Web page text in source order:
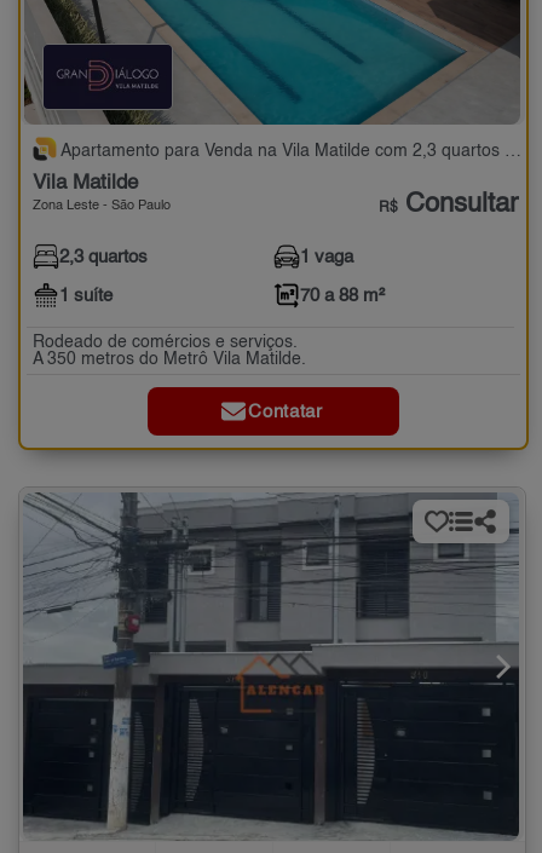
Apartamento para Venda na Vila Matilde com 2,3 quartos - 70 a 88 m²
Vila Matilde
Zona Leste - São Paulo R$ Consultar
2,3 quartos
1 suíte
1 vaga
70 a 88 m²
Rodeado de comércios e serviços.
A 350 metros do Metrô Vila Matilde.
Contatar